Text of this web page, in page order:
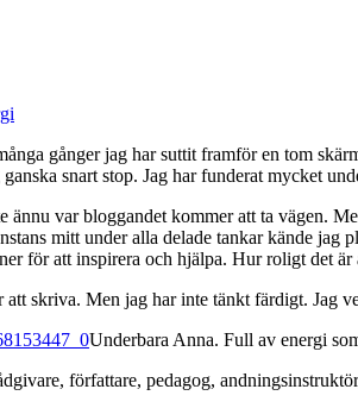
gånger jag har suttit framför en tom
snart stop. Jag har funderat mycket
ännu var bloggandet kommer att ta vägen.
mitt under alla delade tankar kände
för att inspirera och hjälpa. Hur roligt det är
skriva. Men jag har inte tänkt färdigt. Jag
Underbara Anna. Full av energi
författare, pedagog,